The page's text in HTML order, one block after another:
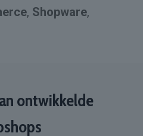
, Shopware,
ontwikkelde